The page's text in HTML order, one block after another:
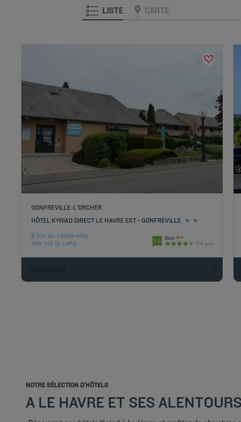
LISTE CARTE
GONFREVILLE-L'ORCHER
HÔTEL KYRIAD DIRECT LE HAVRE EST - GONFREVILLE
9 km du centre-ville
Voir sur la carte
3.8 Bien
779 avis
NOTRE SÉLECTION D'HÔTELS
A LE HAVRE ET SES ALENTOURS